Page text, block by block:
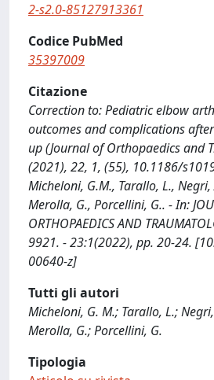
2-s2.0-85127913361
Codice PubMed
35397009
Citazione
Correction to: Pediatric elbow
outcomes and complications
up (Journal of Orthopaedics and
(2021), 22, 1, (55), 10.1186/
Micheloni, G.M., Tarallo, L.,
Merolla, G., Porcellini, G.. - In:
ORTHOPAEDICS AND
9921. - 23:1(2022), pp. 20-24.
00640-z]
Tutti gli autori
Micheloni, G. M.; Tarallo, L.;
Merolla, G.; Porcellini, G.
Tipologia